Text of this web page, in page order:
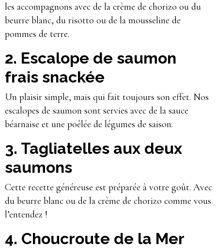
les accompagnons avec de la crème de chorizo ou du
beurre blanc, du risotto ou de la mousseline de
pommes de terre.
2. Escalope de saumon
frais snackée
Un plaisir simple, mais qui fait toujours son effet. Nos
escalopes de saumon sont servies avec de la sauce
béarnaise et une poêlée de légumes de saison.
3. Tagliatelles aux deux
saumons
Cette recette généreuse est préparée à votre goût. Avec
du beurre blanc ou de la crème de chorizo comme vous
l’entendez !
4. Choucroute de la Mer